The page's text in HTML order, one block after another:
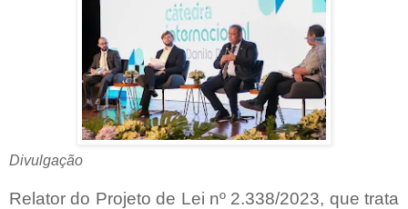
Divulgação
Relator do Projeto de Lei nº 2.338/2023, que trata